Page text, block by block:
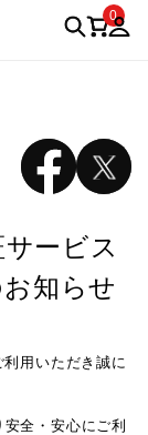
0
ービス
知らせ
用いただき誠に
全・安心にご利